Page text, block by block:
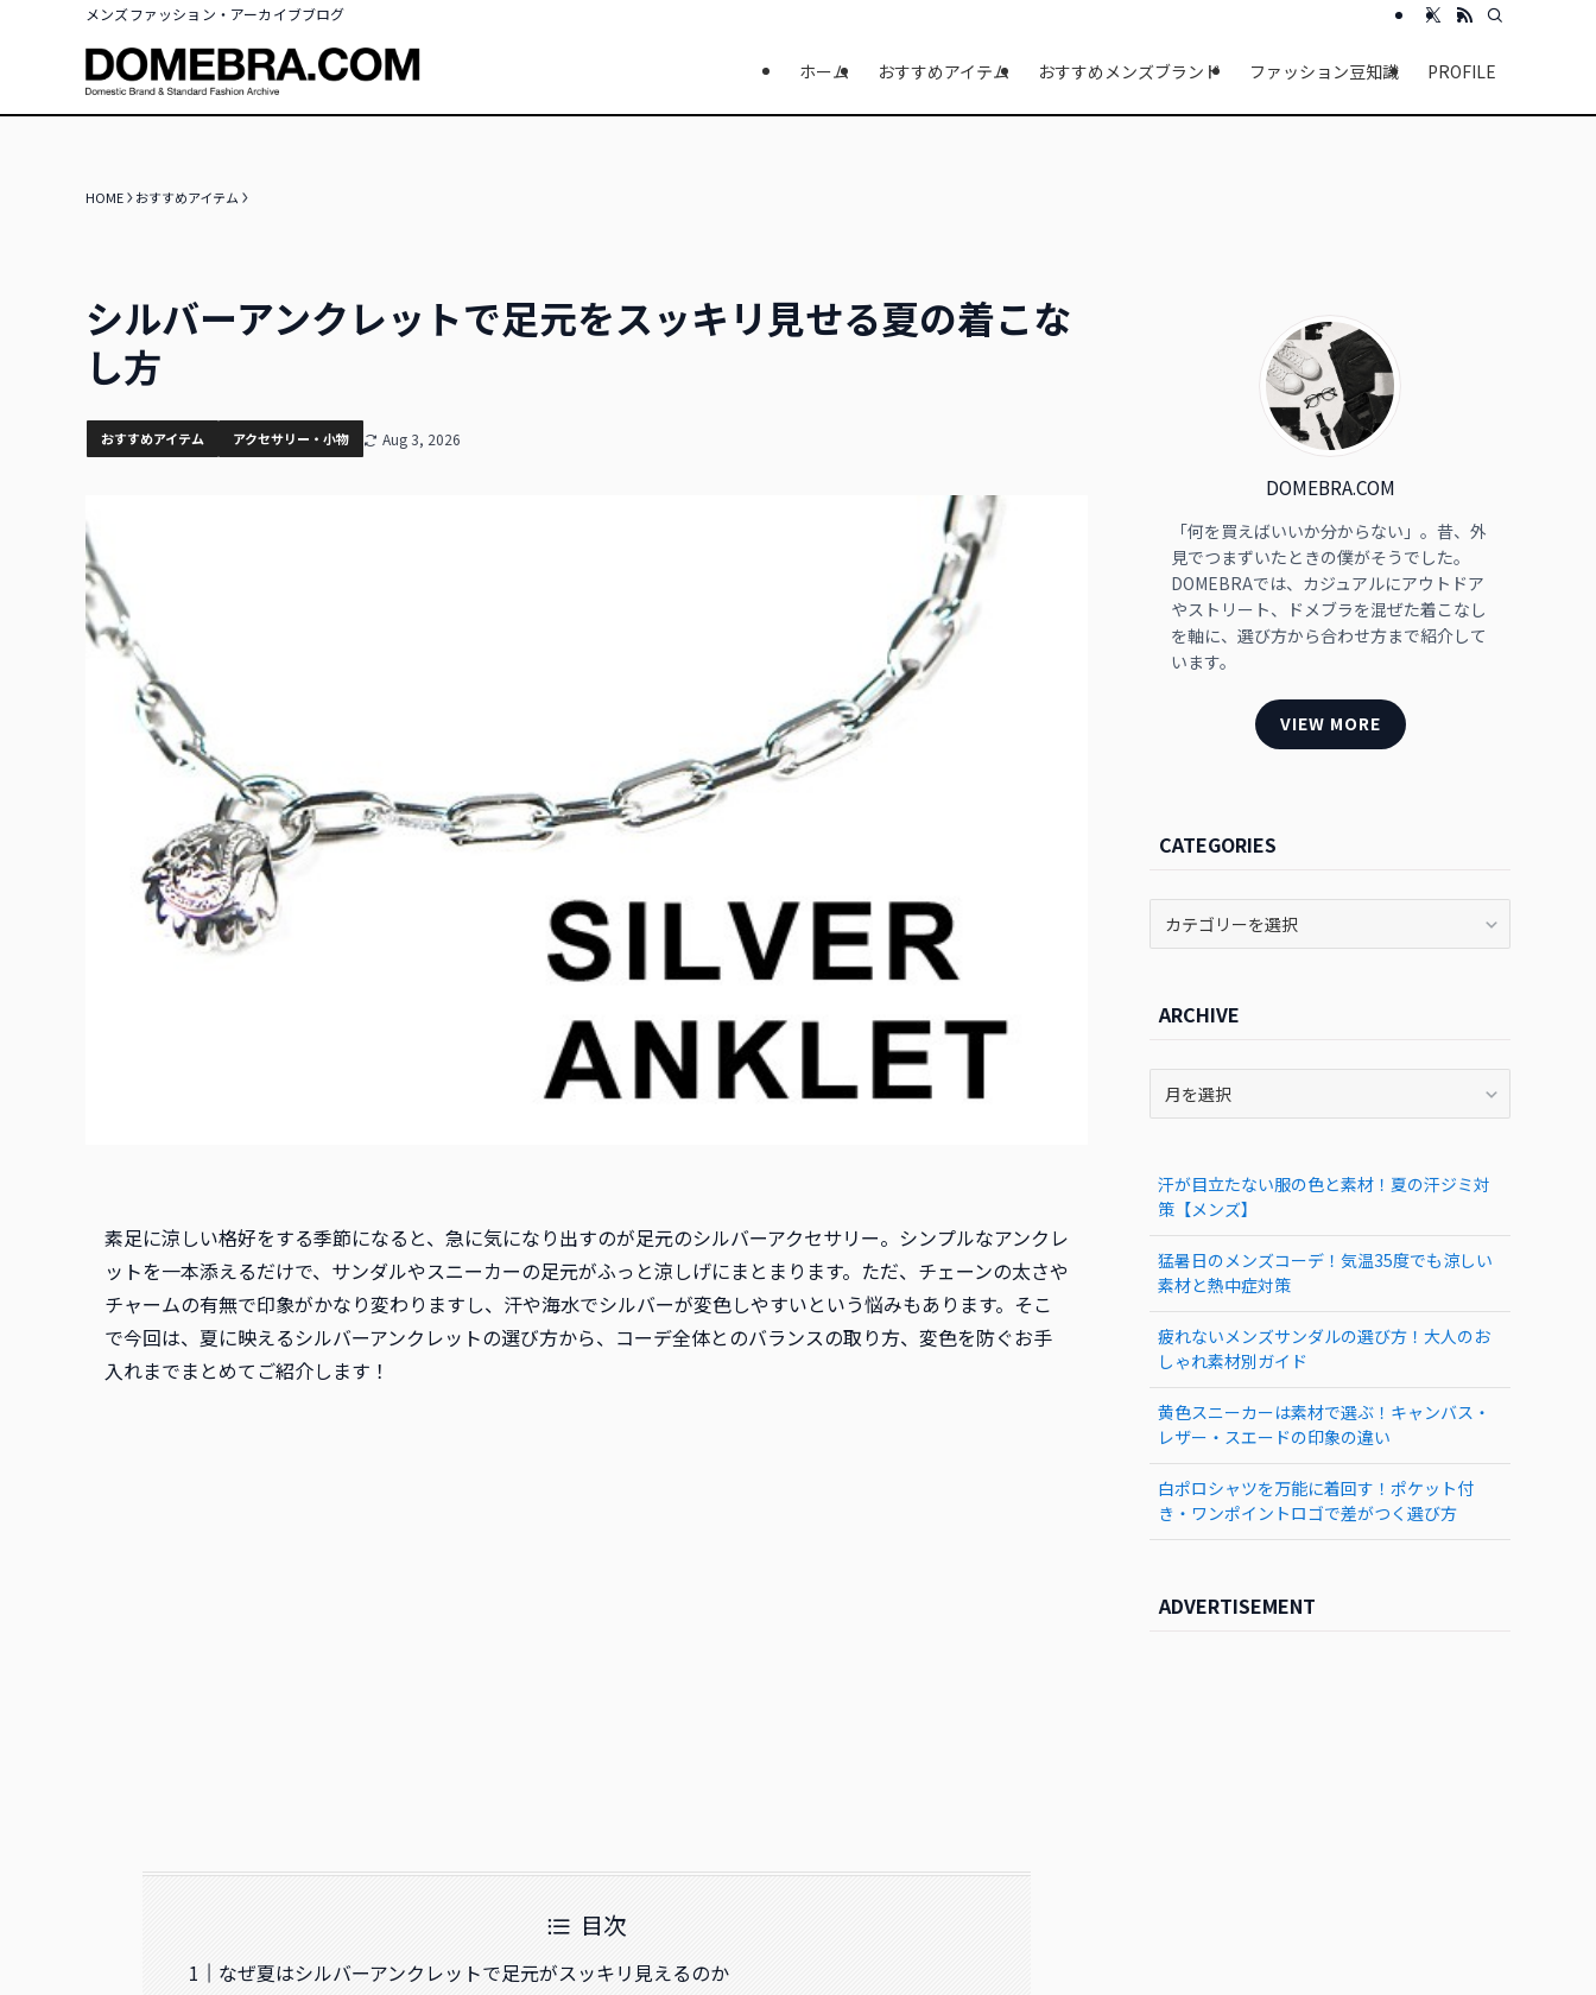
メンズファッション・アーカイブブログ
ホーム おすすめアイテム おすすめメンズブランド ファッション豆知識 PROFILE
HOME おすすめアイテム
シルバーアンクレットで足元をスッキリ見せる夏の着こな
し方
おすすめアイテム アクセサリー・小物 Aug 3, 2026
素足に涼しい格好をする季節になると、急に気になり出すのが足元のシルバーアクセサリー。シンプルなアンクレ
ットを一本添えるだけで、サンダルやスニーカーの足元がふっと涼しげにまとまります。ただ、チェーンの太さや
チャームの有無で印象がかなり変わりますし、汗や海水でシルバーが変色しやすいという悩みもあります。そこ
で今回は、夏に映えるシルバーアンクレットの選び方から、コーデ全体とのバランスの取り方、変色を防ぐお手
入れまでまとめてご紹介します！
目次
なぜ夏はシルバーアンクレットで足元がスッキリ見えるのか
DOMEBRA.COM
「何を買えばいいか分からない」。昔、外
見でつまずいたときの僕がそうでした。
DOMEBRAでは、カジュアルにアウトドア
やストリート、ドメブラを混ぜた着こなし
を軸に、選び方から合わせ方まで紹介して
います。
VIEW MORE
CATEGORIES
ARCHIVE
汗が目立たない服の色と素材！夏の汗ジミ対
策【メンズ】
猛暑日のメンズコーデ！気温35度でも涼しい
素材と熱中症対策
疲れないメンズサンダルの選び方！大人のお
しゃれ素材別ガイド
黄色スニーカーは素材で選ぶ！キャンバス・
レザー・スエードの印象の違い
白ポロシャツを万能に着回す！ポケット付
き・ワンポイントロゴで差がつく選び方
ADVERTISEMENT